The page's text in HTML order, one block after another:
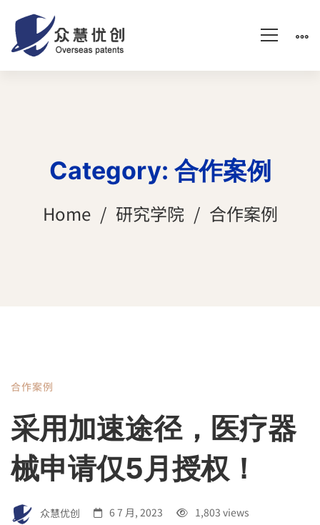
Category: 合作案例
Home 研究学院 合作案例
合作案例
采用加速途径，医疗器
械申请仅5月授权！
众慧优创 6 7 月, 2023 1,803 views